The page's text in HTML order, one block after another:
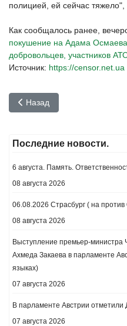
полицией, ей сейчас тяжело",
Как сообщалось ранее,
покушение на Адама
добровольцев, участников
Источник: https://censor.net.ua
Предыдущий: Неделя на
Назад
Последние новости.
6 августа. Память.
08 августа 2026
06.08.2026 Страсбург ( на
08 августа 2026
Выступление премьер-министра
Ахмеда Закаева в парламенте
языках)
07 августа 2026
В парламенте Австрии
07 августа 2026